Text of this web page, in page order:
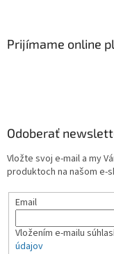
Prijímame online
Odoberať
Vložte svoj e-mail a my
produktoch na našom e-
Email
Vložením e-mailu
údajov